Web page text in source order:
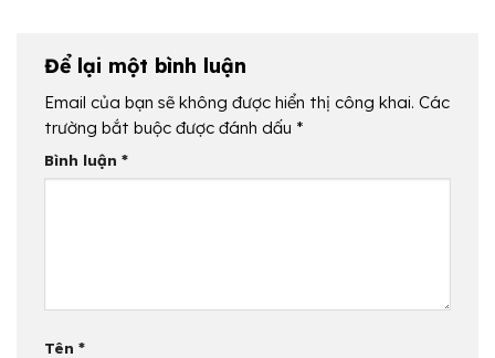
Để lại một bình luận
Email của bạn sẽ không được hiển thị công khai. Các
trường bắt buộc được đánh dấu *
Bình luận *
Tên *